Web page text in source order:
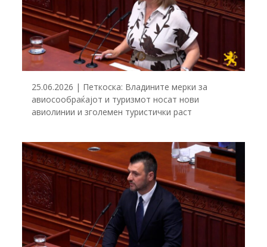
25.06.2026 | Петкоска: Владините мерки за
авиосообраќајот и туризмот носат нови
авиолинии и зголемен туристички раст